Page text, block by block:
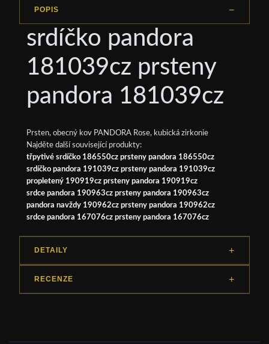
POPIS
srdíčko pandora
181039cz prsteny
pandora 181039cz
Prsten, obecný kov PANDORA Rose, kubická zirkonie
Najděte další související produkty:
třpytivé srdíčko 186550cz prsteny pandora 186550cz
srdíčko pandora 191039cz prsteny pandora 191039cz
propletený 190919cz prsteny pandora 190919cz
srdce pandora 190963cz prsteny pandora 190963cz
pandora navždy 190962cz prsteny pandora 190962cz
srdce pandora 167076cz prsteny pandora 167076cz
DETAILY
RECENZE